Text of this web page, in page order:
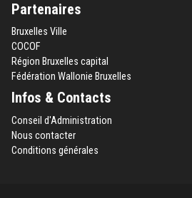
Partenaires
Bruxelles Ville
COCOF
Région Bruxelles capital
Fédération Wallonie Bruxelles
Infos & Contacts
Conseil d'Administration
Nous contacter
Conditions générales